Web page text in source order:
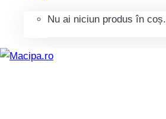
Nu ai niciun produs în coș.
D